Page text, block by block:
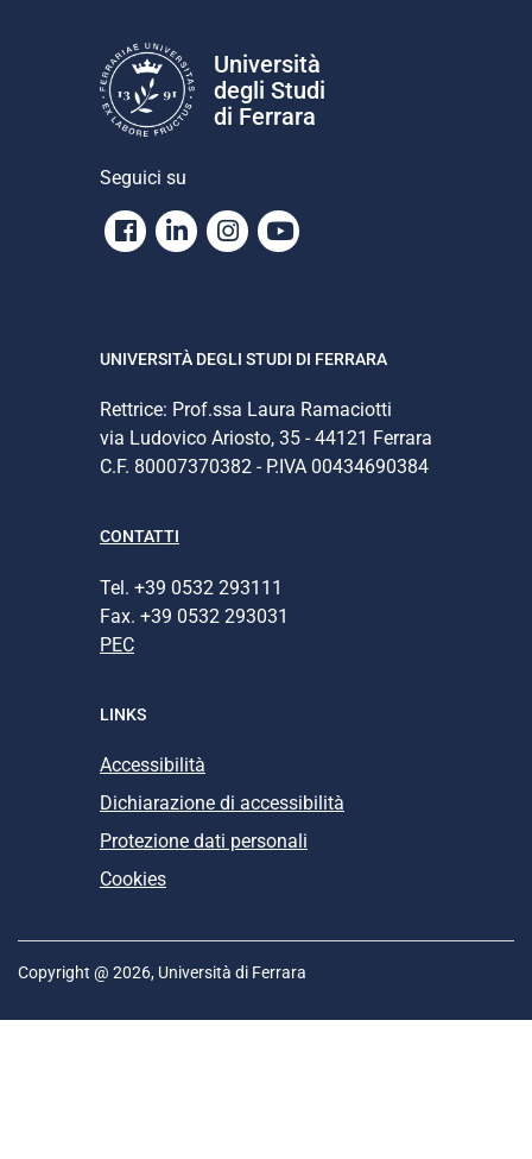
Università
degli Studi
di Ferrara
Seguici su
Facebook
LinkedinInstagram
Youtube
UNIVERSITÀ DEGLI STUDI DI FERRARA
Rettrice: Prof.ssa Laura Ramaciotti
via Ludovico Ariosto, 35 - 44121 Ferrara
C.F. 80007370382 - P.IVA 00434690384
CONTATTI
Tel. +39 0532 293111
Fax. +39 0532 293031
PEC
LINKS
Accessibilità
Dichiarazione di accessibilità
Protezione dati personali
Cookies
Copyright @ 2026, Università di Ferrara